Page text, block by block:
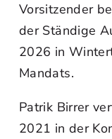
Vorsitzender
der Ständige
2026 in
Mandats.
Patrik Birrer
2021 in der